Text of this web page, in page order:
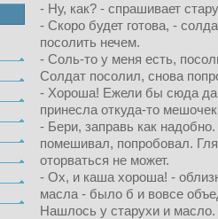
- Ну, как? - спрашивает
- Скоро будет готова, -
посолить нечем.
- Соль-то у меня есть,
Солдат посолил, снова
- Хороша! Ежели бы сюда да
принесла откуда-то
- Бери, заправь как
помешивал, попробовал.
оторваться не может.
- Ох, и каша хороша! -
масла - было б и вовсе
Нашлось у старухи и масло.